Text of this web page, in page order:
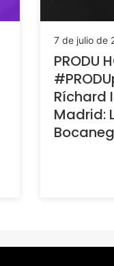
7 de julio de
PRODU
Ríchard
Madrid: